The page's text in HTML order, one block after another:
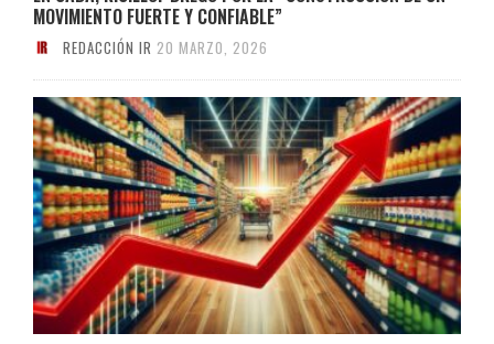
MOVIMIENTO FUERTE Y CONFIABLE”
REDACCIÓN IR 20 MARZO, 2026